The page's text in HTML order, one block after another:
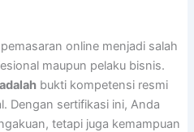
online menjadi salah
maupun pelaku bisnis.
bukti kompetensi resmi
Dengan sertifikasi ini, Anda
tetapi juga kemampuan